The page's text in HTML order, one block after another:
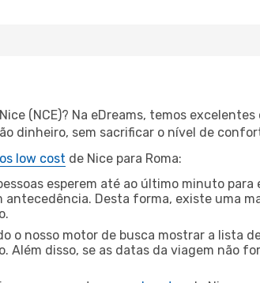
(NCE)? Na eDreams, temos
dinheiro, sem sacrificar o nível de
low cost de Nice para Roma:
esperem até ao último minuto
antecedência. Desta forma, existe uma
o nosso motor de busca mostrar a lista
Além disso, se as datas da viagem não